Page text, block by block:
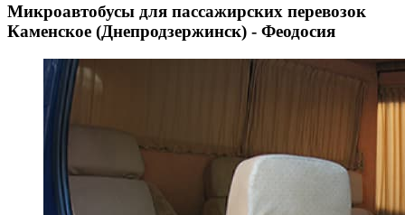
Микроавтобусы для пассажирских перевозок
Каменское (Днепродзержинск) - Феодосия